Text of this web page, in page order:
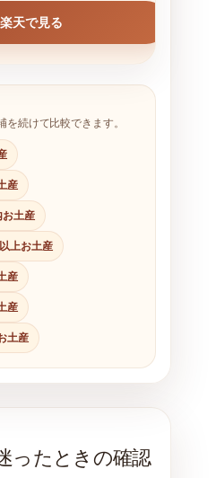
楽天で見る
続けて比較できます。
産
土産
上お土産
産
産
土産
ったときの確認